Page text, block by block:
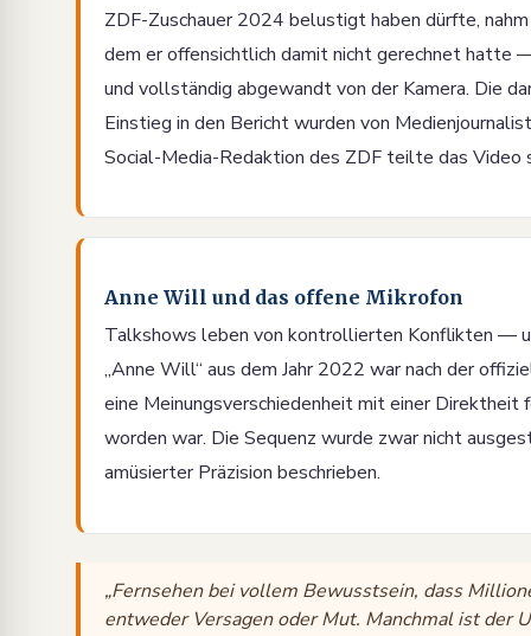
ZDF-Zuschauer 2024 belustigt haben dürfte,
dem er offensichtlich damit nicht gerechnet hatte
und vollständig abgewandt von der Kamera. Die
Einstieg in den Bericht wurden von
Social-Media-Redaktion des ZDF teilte das Video
Anne Will und das offene Mikrofon
Talkshows leben von kontrollierten Konflikten —
„Anne Will“ aus dem Jahr 2022 war nach der
eine Meinungsverschiedenheit mit einer
worden war. Die Sequenz wurde zwar nicht
amüsierter Präzision beschrieben.
„Fernsehen bei vollem Bewusstsein, dass
entweder Versagen oder Mut. Manchmal ist der